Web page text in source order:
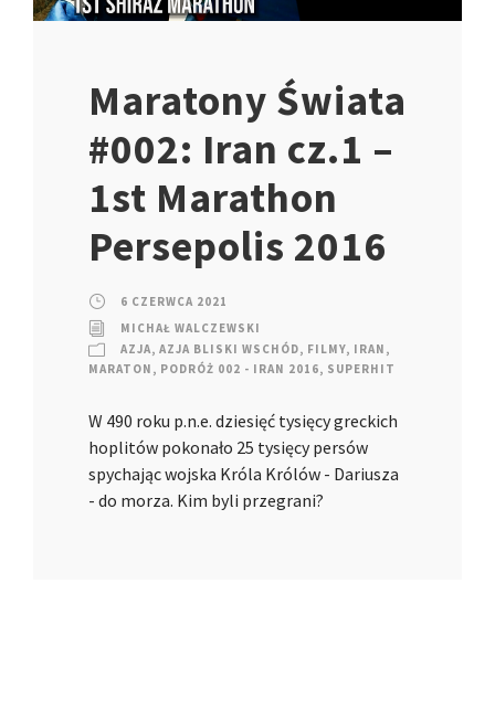
Maratony Świata
#002: Iran cz.1 –
1st Marathon
Persepolis 2016
6 CZERWCA 2021
MICHAŁ WALCZEWSKI
AZJA, AZJA BLISKI WSCHÓD, FILMY, IRAN ,
MARATON , PODRÓŻ 002 - IRAN 2016, SUPERHIT
W 490 roku p.n.e. dziesięć tysięcy greckich
hoplitów pokonało 25 tysięcy persów
spychając wojska Króla Królów - Dariusza
- do morza. Kim byli przegrani?